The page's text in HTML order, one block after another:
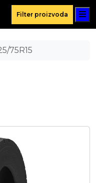
Filter proizvoda
75R15